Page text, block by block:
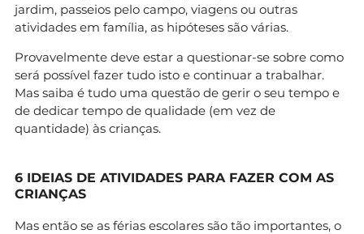
jardim, passeios pelo campo, viagens ou outras
atividades em família, as hipóteses são várias.
Provavelmente deve estar a questionar-se sobre como
será possível fazer tudo isto e continuar a trabalhar.
Mas saiba é tudo uma questão de gerir o seu tempo e
de dedicar tempo de qualidade (em vez de
quantidade) às crianças.
6 IDEIAS DE ATIVIDADES PARA FAZER COM AS
CRIANÇAS
Mas então se as férias escolares são tão importantes, o